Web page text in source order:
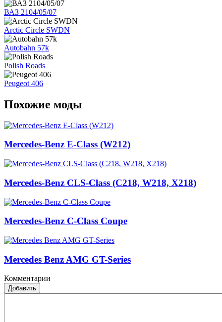
ВАЗ 2104/05/07
Arctic Circle SWDN
Autobahn 57k
Polish Roads
Peugeot 406
Похожие моды
Mercedes-Benz E-Class (W212)
Mercedes-Benz CLS-Class (C218, W218, X218)
Mercedes-Benz C-Class Coupe
Mercedes Benz AMG GT-Series
Комментарии
Добавить